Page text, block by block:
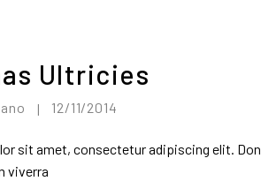
Ultricies
| 12/11/2014
sit amet, consectetur adipiscing elit.
viverra